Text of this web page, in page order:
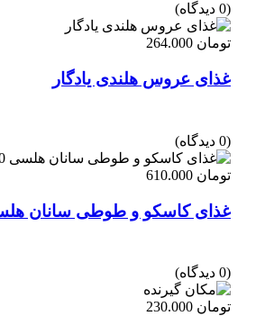
(0 دیدگاه)
تومان
غذای عروس هلندی یادگار
(0 دیدگاه)
تومان
غذای کاسکو و طوطی سانان هلسی 750
(0 دیدگاه)
تومان